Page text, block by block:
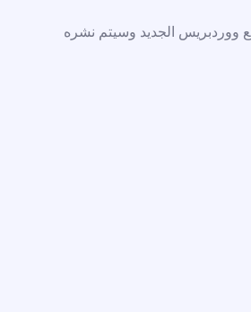
ووردبريس الجديد وسيتم نشره